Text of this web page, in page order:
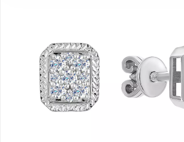
Серьги
Браслеты